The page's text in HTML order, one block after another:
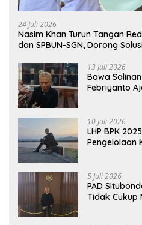
24 Juli 2026
Nasim Khan Turun Tangan
dan SPBUN-SGN, Dorong
13 Juli 2026
Bawa Salinan
Febriyanto
10 Juli 2026
LHP BPK
Pengelolaan
5 Juli 2026
PAD
Tidak Cukup